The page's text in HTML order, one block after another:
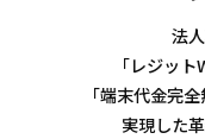
法
「レジッ
「端末代金完
実現した